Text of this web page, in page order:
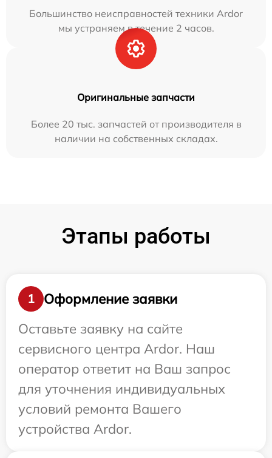
Большинство неисправностей техники Ardor
мы устраняем в течение 2 часов.
Оригинальные запчасти
Более 20 тыс. запчастей от производителя в
наличии на собственных складах.
Этапы работы
1
Оформление заявки
Оставьте заявку на сайте
сервисного центра Ardor. Наш
оператор ответит на Ваш запрос
для уточнения индивидуальных
условий ремонта Вашего
устройства Ardor.